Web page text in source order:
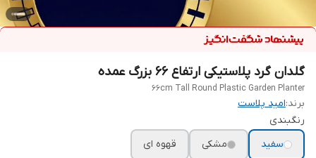
گلدان گرد پلاستیکی ارتفاع ۶۶ بزرگ عمده
66cm Tall Round Plastic Garden Planter
برند:امید پلاست
رنگبندی
سفید
مشکی قهوه ای